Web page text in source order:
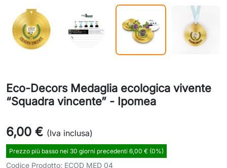
Eco-Decors Medaglia ecologica vivente
“Squadra vincente” - Ipomea
6,00 € (Iva inclusa)
Prezzo più basso nei 30 giorni precedenti 6,00 € (0%)
Codice Prodotto: ECOD MED 04